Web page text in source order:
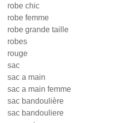
robe chic
robe femme
robe grande taille
robes
rouge
sac
sac a main
sac a main femme
sac bandoulière
sac bandouliere